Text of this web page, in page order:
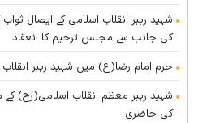
شہید رہبر انقلاب اسلامی کے ایصال
کی جانب سے مجلس ترحیم کا انعقاد
حرم امام رضا(ع) میں شہید رہبر انقلاب
شہید رہبر معظم انقلاب اسلامی(رح) کے
کی حاضری